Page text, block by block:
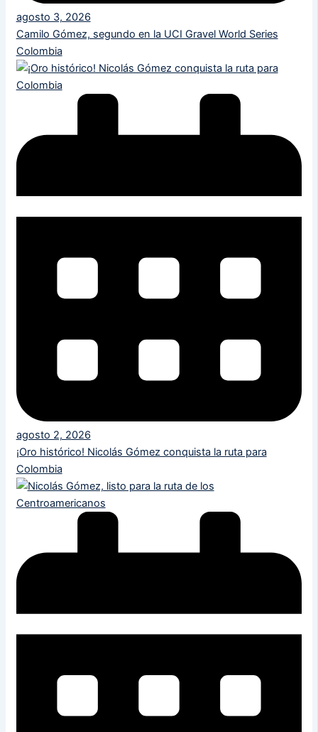
agosto 3, 2026
Camilo Gómez, segundo en la UCI Gravel World Series
Colombia
agosto 2, 2026
¡Oro histórico! Nicolás Gómez conquista la ruta para
Colombia